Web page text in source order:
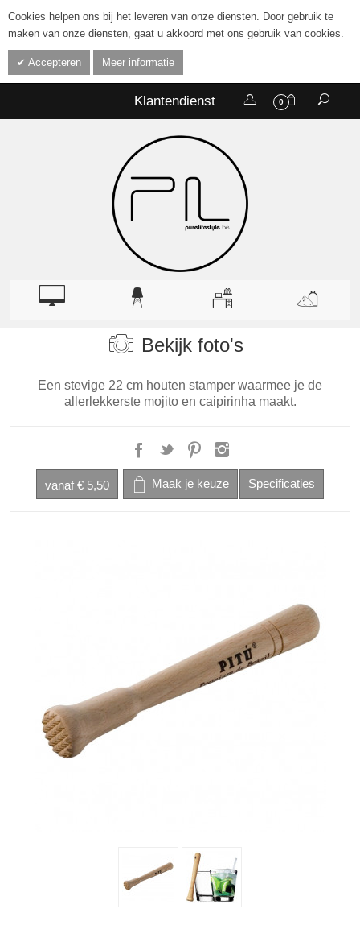
Cookies helpen ons bij het leveren van onze diensten. Door gebruik te
maken van onze diensten, gaat u akkoord met ons gebruik van cookies.
Accepteren Meer informatie
0
Klantendienst
Bekijk foto's
Een stevige 22 cm houten stamper waarmee je de
allerlekkerste mojito en caipirinha maakt.
vanaf € 5,50